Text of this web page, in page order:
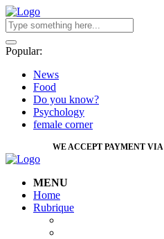
Popular:
News
Food
Do you know?
Psychology
female corner
WE ACCEPT PAYMENT VIA
MENU
Home
Rubrique